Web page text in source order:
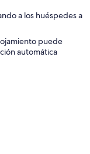
a los huéspedes a
puede
automática